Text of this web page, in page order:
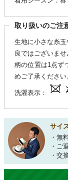
取り扱いのご注
生地に小さな糸
良ではございませ
柄の位置は1点ず
めご了承ください
洗濯表示：
サイ
・無
・ご
・交